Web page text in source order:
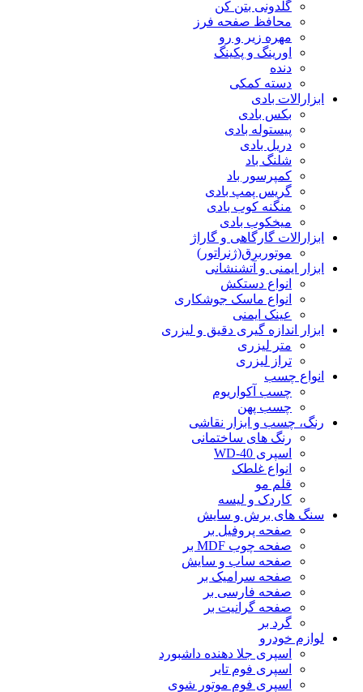
گلدونی بتن کن
محافظ صفحه فرز
مهره زیر و رو
اورینگ و پکینگ
دنده
دسته کمکی
ابزارالات بادی
بکس بادی
پیستوله بادی
دریل بادی
شلنگ باد
کمپرسور باد
گریس پمپ بادی
منگنه کوب بادی
میخکوب بادی
ابزارالات گارگاهی و گاراژ
موتوربرق(ژنراتور)
ابزار ایمنی و آتشنشانی
انواع دستکش
انواع ماسک جوشکاری
عینک ایمنی
ابزار اندازه گیری دقیق و لیزری
متر لیزری
تراز لیزری
انواع چسب
چسب آکواریوم
چسب پهن
رنگ، چسب و ابزار نقاشی
رنگ های ساختمانی
اسپری WD-40
انواع غلطک
قلم مو
کاردک و لیسه
سنگ های برش و سایش
صفحه پروفیل بر
صفحه چوب MDF بر
صفحه ساب و سایش
صفحه سرامیک بر
صفحه فارسی بر
صفحه گرانیت بر
گرد بر
لوازم خودرو
اسپری جلا دهنده داشبورد
اسپری فوم تایر
اسپری فوم موتور شوی